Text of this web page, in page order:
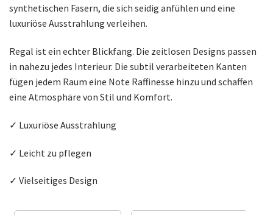
synthetischen Fasern, die sich seidig anfühlen und eine
luxuriöse Ausstrahlung verleihen.
Regal ist ein echter Blickfang. Die zeitlosen Designs passen
in nahezu jedes Interieur. Die subtil verarbeiteten Kanten
fügen jedem Raum eine Note Raffinesse hinzu und schaffen
eine Atmosphäre von Stil und Komfort.
✓ Luxuriöse Ausstrahlung
✓ Leicht zu pflegen
✓ Vielseitiges Design